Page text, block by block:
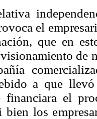
el
que en
de
a que
financiara el
bien los